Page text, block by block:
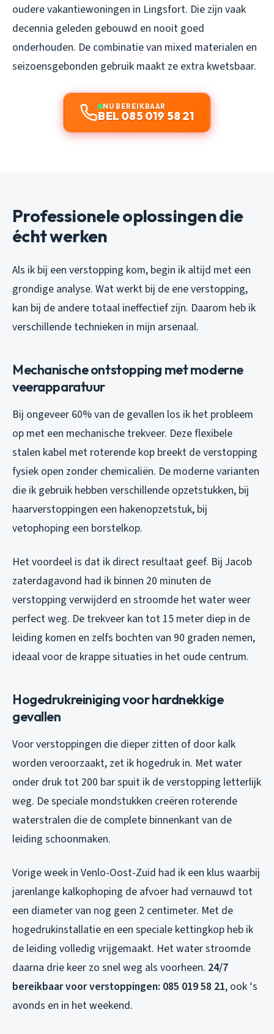
oudere vakantiewoningen in Lingsfort. Die zijn vaak
decennia geleden gebouwd en nooit goed
onderhouden. De combinatie van mixed materialen en
seizoensgebonden gebruik maakt ze extra kwetsbaar.
NU BEREIKBAAR
BEL 085 019 58 21
Professionele oplossingen die
écht werken
Als ik bij een verstopping kom, begin ik altijd met een
grondige analyse. Wat werkt bij de ene verstopping,
kan bij de andere totaal ineffectief zijn. Daarom heb ik
verschillende technieken in mijn arsenaal.
Mechanische ontstopping met moderne
veerapparatuur
Bij ongeveer 60% van de gevallen los ik het probleem
op met een mechanische trekveer. Deze flexibele
stalen kabel met roterende kop breekt de verstopping
fysiek open zonder chemicaliën. De moderne varianten
die ik gebruik hebben verschillende opzetstukken, bij
haarverstoppingen een hakenopzetstuk, bij
vetophoping een borstelkop.
Het voordeel is dat ik direct resultaat geef. Bij Jacob
zaterdagavond had ik binnen 20 minuten de
verstopping verwijderd en stroomde het water weer
perfect weg. De trekveer kan tot 15 meter diep in de
leiding komen en zelfs bochten van 90 graden nemen,
ideaal voor de krappe situaties in het oude centrum.
Hogedrukreiniging voor hardnekkige
gevallen
Voor verstoppingen die dieper zitten of door kalk
worden veroorzaakt, zet ik hogedruk in. Met water
onder druk tot 200 bar spuit ik de verstopping letterlijk
weg. De speciale mondstukken creëren roterende
waterstralen die de complete binnenkant van de
leiding schoonmaken.
Vorige week in Venlo-Oost-Zuid had ik een klus waarbij
jarenlange kalkophoping de afvoer had vernauwd tot
een diameter van nog geen 2 centimeter. Met de
hogedrukinstallatie en een speciale kettingkop heb ik
de leiding volledig vrijgemaakt. Het water stroomde
daarna drie keer zo snel weg als voorheen. 24/7
bereikbaar voor verstoppingen: 085 019 58 21, ook ‘s
avonds en in het weekend.